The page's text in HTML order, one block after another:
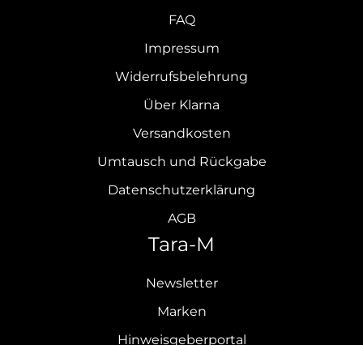
FAQ
Impressum
Widerrufsbelehrung
Über Klarna
Versandkosten
Umtausch und Rückgabe
Datenschutzerklärung
AGB
Tara-M
Newsletter
Marken
Hinweisgeberportal